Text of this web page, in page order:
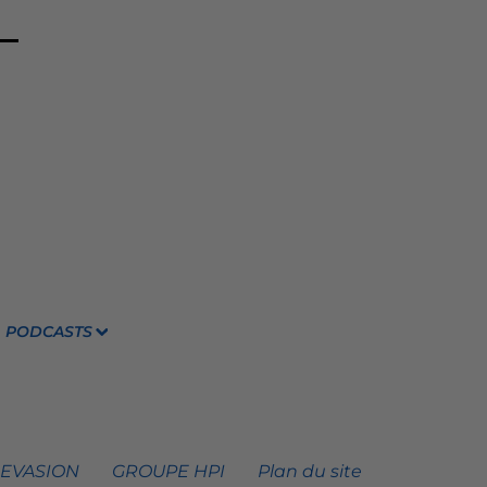
PODCASTS
GROUPE HPI Plan du site